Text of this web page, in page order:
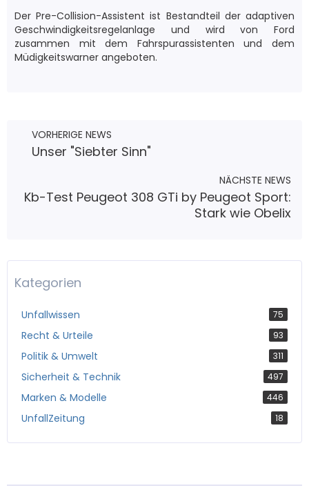
Der Pre-Collision-Assistent ist Bestandteil der adaptiven
Geschwindigkeitsregelanlage und wird von Ford
zusammen mit dem Fahrspurassistenten und dem
Müdigkeitswarner angeboten.
VORHERIGE NEWS
Unser "Siebter Sinn"
NÄCHSTE NEWS
Kb-Test Peugeot 308 GTi by Peugeot Sport:
Stark wie Obelix
Kategorien
Unfallwissen 75
Recht & Urteile 93
Politik & Umwelt 311
Sicherheit & Technik 497
Marken & Modelle 446
UnfallZeitung 18